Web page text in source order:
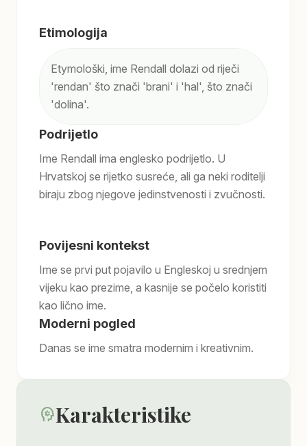
Etimologija
Etymološki, ime Rendall dolazi od riječi
'rendan' što znači 'brani' i 'hal', što znači
'dolina'.
Podrijetlo
Ime Rendall ima englesko podrijetlo. U
Hrvatskoj se rijetko susreće, ali ga neki roditelji
biraju zbog njegove jedinstvenosti i zvučnosti.
Povijesni kontekst
Ime se prvi put pojavilo u Engleskoj u srednjem
vijeku kao prezime, a kasnije se počelo koristiti
kao lično ime.
Moderni pogled
Danas se ime smatra modernim i kreativnim.
psychologyKarakteristike